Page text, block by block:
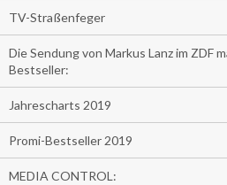
TV-Straßenfeger
Die Sendung von Markus Lanz im ZDF
Bestseller:
Jahrescharts 2019
Promi-Bestseller 2019
MEDIA CONTROL: